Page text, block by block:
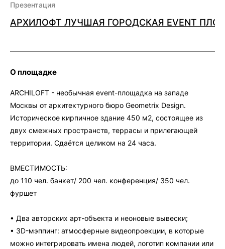
Презентация
АРХИЛОФТ ЛУЧШАЯ ГОРОДСКАЯ EVENT
О площадке
ARCHILOFT - необычная event-площадка на западе
Москвы от архитектурного бюро Geometrix Design.
Историческое кирпичное здание 450 м2, состоящее из
двух смежных пространств, террасы и прилегающей
территории. Сдаётся целиком на 24 часа.
ВМЕСТИМОСТЬ:
до 110 чел. банкет/ 200 чел. конференция/ 350 чел.
фуршет
• Два авторских арт-объекта и неоновые вывески;
• 3D-мэппинг: атмосферные видеопроекции, в которые
можно интегрировать имена людей, логотип компании или